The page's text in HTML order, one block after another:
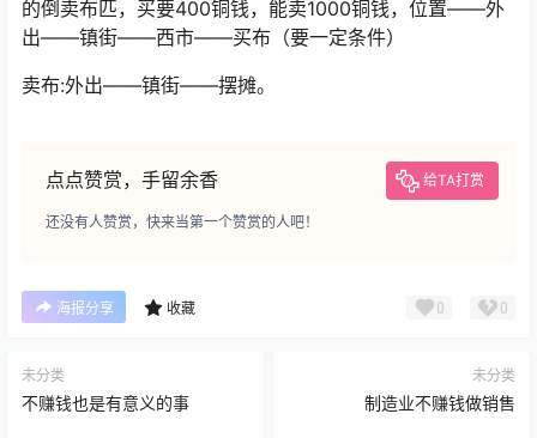
的倒卖布匹，买要400铜钱，能卖1000铜钱，位置——外
出——镇街——西市——买布（要一定条件）
卖布:外出——镇街——摆摊。
点点赞赏，手留余香 给TA打赏
还没有人赞赏，快来当第一个赞赏的人吧！
海报分享 收藏 0 0
未分类
不赚钱也是有意义的事
未分类
制造业不赚钱做销售